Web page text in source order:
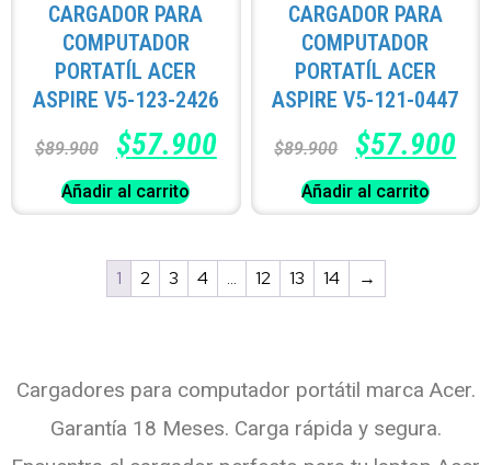
CARGADOR PARA
COMPUTADOR
PORTATÍL ACER
ASPIRE V5-123-2426
$89.900 $57.900
Añadir al carrito
CARGADOR PARA
COMPUTADOR
PORTATÍL ACER
ASPIRE V5-121-0447
$89.900 $57.900
Añadir al carrito
1 2 3 4 … 12 13 14 →
Cargadores para computador portátil marca Acer.
Garantía 18 Meses. Carga rápida y segura.